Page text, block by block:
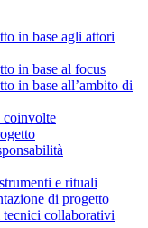
in base agli attori
in base al focus
in base all’ambito di
coinvolte
e rituali
di progetto
collaborativi